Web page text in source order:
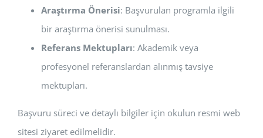
Araştırma Önerisi: Başvurulan programla ilgili
bir araştırma önerisi sunulması.
Referans Mektupları: Akademik veya
profesyonel referanslardan alınmış tavsiye
mektupları.
Başvuru süreci ve detaylı bilgiler için okulun resmi web
sitesi ziyaret edilmelidir.